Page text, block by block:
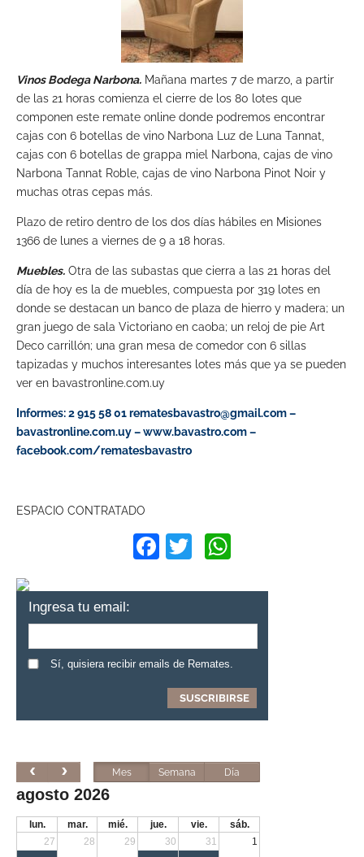
Vinos Bodega Narbona. Mañana martes 7 de marzo, a partir
de las 21 horas comienza el cierre de los 80 lotes que
componen este remate online donde podremos encontrar
cajas con 6 botellas de vino Narbona Luz de Luna Tannat,
cajas con 6 botellas de grappa miel Narbona, cajas de vino
Narbona Tannat Roble, cajas de vino Narbona Pinot Noir y
muchas otras cepas más.
Plazo de retiro dentro de los dos días hábiles en Misiones
1366 de lunes a viernes de 9 a 18 horas.
Muebles. Otra de las subastas que cierra a las 21 horas del
día de hoy es la de muebles, compuesta por 319 lotes en
donde se destacan un banco de plaza de hierro y madera; un
gran juego de sala Victoriano en caoba; un reloj de pie Art
Deco carrillón; una gran mesa de comedor con 6 sillas
tapizadas y muchos interesantes lotes más que ya se pueden
ver en bavastronline.com.uy
Informes: 2 915 58 01rematesbavastro@gmail.com–
bavastronline.com.uy – www.bavastro.com –
facebook.com/rematesbavastro
ESPACIO CONTRATADO
Facebook
Twitter
Ingresa tu email:
Sí, quisiera recibir emails de Remates.
Mes Semana Día
agosto 2026
lun. mar. mié. jue. vie.
sáb.
27
28 29 30 31 1